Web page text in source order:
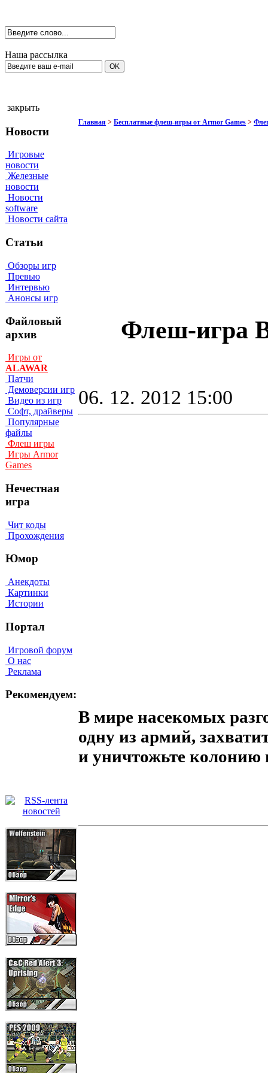
Наша рассылка
закрыть
Новости
Игровые
новости
Железные
новости
Новости
software
Новости сайта
Статьи
Обзоры игр
Превью
Интервью
Анонсы игр
Файловый
архив
Игры от
ALAWAR
Патчи
Демоверсии игр
Видео из игр
Софт, драйверы
Популярные
файлы
Флеш игры
Игры Armor
Games
Нечестная
игра
Чит коды
Прохождения
Юмор
Анекдоты
Картинки
Истории
Портал
Игровой форум
О нас
Реклама
Рекомендуем:
Главная > Бесплатные флеш-игры от Armor Games >
Флеш-игра
06. 12. 2012 15:00
В мире насекомых
одну из армий,
и уничтожьте